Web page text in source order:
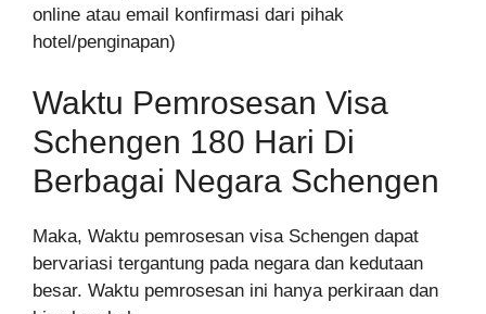
online atau email konfirmasi dari pihak
hotel/penginapan)
Waktu Pemrosesan Visa
Schengen 180 Hari Di
Berbagai Negara Schengen
Maka, Waktu pemrosesan visa Schengen dapat
bervariasi tergantung pada negara dan kedutaan
besar. Waktu pemrosesan ini hanya perkiraan dan